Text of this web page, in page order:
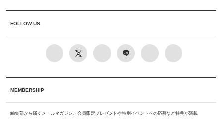
FOLLOW US
MEMBERSHIP
編集部から届くメールマガジン、会員限定プレゼントや特別イベントへの応募など特典が満載